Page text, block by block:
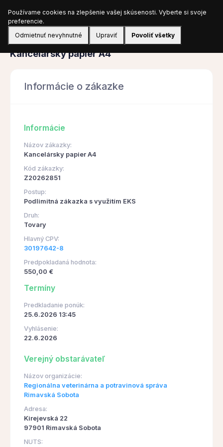
Prihlásiť sa
Obstarávanie
Kancelársky papier A4
Informácie o zákazke
Informácie
Názov zákazky:
Kancelársky papier A4
Kód zákazky:
Z20262851
Postup:
Podlimitná zákazka s využitím EKS
Druh:
Tovary
Hlavný CPV:
30197642-8
Predpokladaná hodnota:
550,00 €
Termíny
Predkladanie ponúk:
25.6.2026 13:45
Vyhlásenie:
22.6.2026
Verejný obstarávateľ
Názov organizácie:
Regionálna veterinárna a potravinová správa
Rimavská Sobota
Adresa:
Kirejevská 22
97901 Rimavská Sobota
NUTS:
Používame cookies na zlepšenie vašej skúsenosti. Vyberte si svoje
preferencie.
Odmietnuť nevyhnutné
Upraviť Povoliť všetky